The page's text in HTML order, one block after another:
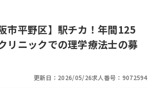
市平野区】駅チカ！年間125
リニックでの理学療法士の募
更新日：2026/05/26求人番号：9072594